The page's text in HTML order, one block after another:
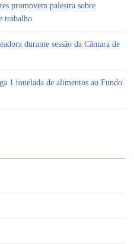
promovem palestra sobre
trabalho
durante sessão da Câmara de
1 tonelada de alimentos ao Fundo